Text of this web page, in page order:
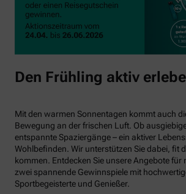
Den Frühling aktiv
Mit den warmen Sonnentagen kommt auch
Bewegung an der frischen Luft. Ob
entspannte Spaziergänge – ein aktiver
Wohlbefinden. Wir unterstützen Sie dabei, fit
kommen. Entdecken Sie unsere Angebote für
zwei spannende Gewinnspiele mit
Sportbegeisterte und Genießer.